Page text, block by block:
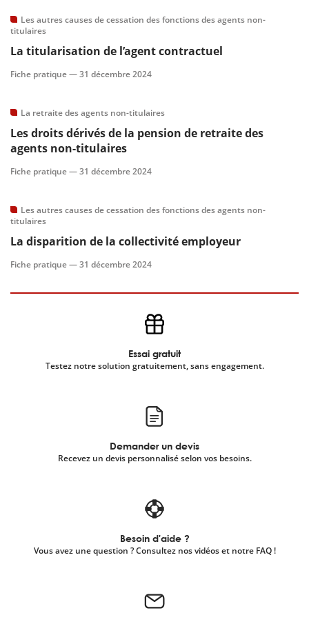
Les autres causes de cessation des fonctions des agents non-
titulaires
La titularisation de l’agent contractuel
Fiche pratique —31 décembre 2024
La retraite des agents non-titulaires
Les droits dérivés de la pension de retraite des
agents non-titulaires
Fiche pratique —31 décembre 2024
Les autres causes de cessation des fonctions des agents non-
titulaires
La disparition de la collectivité employeur
Fiche pratique —31 décembre 2024
Essai gratuit
Testez notre solution gratuitement, sans engagement.
Demander un devis
Recevez un devis personnalisé selon vos besoins.
Besoin d'aide ?
Vous avez une question ? Consultez nos vidéos et notre FAQ !